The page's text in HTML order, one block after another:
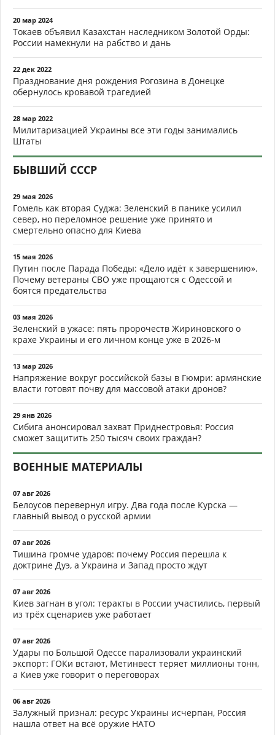
20 мар 2024
Токаев объявил Казахстан наследником Золотой Орды:
России намекнули на рабство и дань
22 дек 2022
Празднование дня рождения Рогозина в Донецке
обернулось кровавой трагедией
28 мар 2022
Милитаризацией Украины все эти годы занимались
Штаты
БЫВШИЙ СССР
29 мая 2026
Гомель как вторая Суджа: Зеленский в панике усилил
север, но переломное решение уже принято и
смертельно опасно для Киева
15 мая 2026
Путин после Парада Победы: «Дело идёт к завершению».
Почему ветераны СВО уже прощаются с Одессой и
боятся предательства
03 мая 2026
Зеленский в ужасе: пять пророчеств Жириновского о
крахе Украины и его личном конце уже в 2026-м
13 мар 2026
Напряжение вокруг российской базы в Гюмри: армянские
власти готовят почву для массовой атаки дронов?
29 янв 2026
Сибига анонсировал захват Приднестровья: Россия
сможет защитить 250 тысяч своих граждан?
ВОЕННЫЕ МАТЕРИАЛЫ
07 авг 2026
Белоусов перевернул игру. Два года после Курска —
главный вывод о русской армии
07 авг 2026
Тишина громче ударов: почему Россия перешла к
доктрине Дуэ, а Украина и Запад просто ждут
07 авг 2026
Киев загнан в угол: теракты в России участились, первый
из трёх сценариев уже работает
07 авг 2026
Удары по Большой Одессе парализовали украинский
экспорт: ГОКи встают, Метинвест теряет миллионы тонн,
а Киев уже говорит о переговорах
06 авг 2026
Залужный признал: ресурс Украины исчерпан, Россия
нашла ответ на всё оружие НАТО